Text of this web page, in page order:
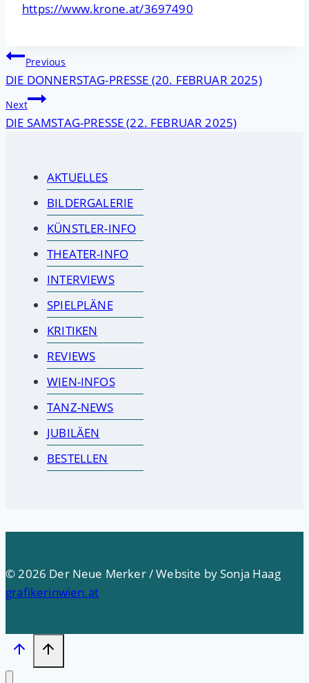
https://www.krone.at/3697490
Beitragsnavigation
Previous
DIE DONNERSTAG-PRESSE (20. FEBRUAR 2025)
Next
DIE SAMSTAG-PRESSE (22. FEBRUAR 2025)
AKTUELLES
BILDERGALERIE
KÜNSTLER-INFO
THEATER-INFO
INTERVIEWS
SPIELPLÄNE
KRITIKEN
REVIEWS
WIEN-INFOS
TANZ-NEWS
JUBILÄEN
BESTELLEN
© 2026 Der Neue Merker / Website by Sonja Haag
grafikerinwien.at